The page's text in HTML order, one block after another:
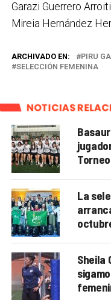
Garazi Guerrero
Mireia Hernández
ARCHIVADO EN: PIRU
SELECCIÓN FEMENINA
NOTICIAS
La
Sheila